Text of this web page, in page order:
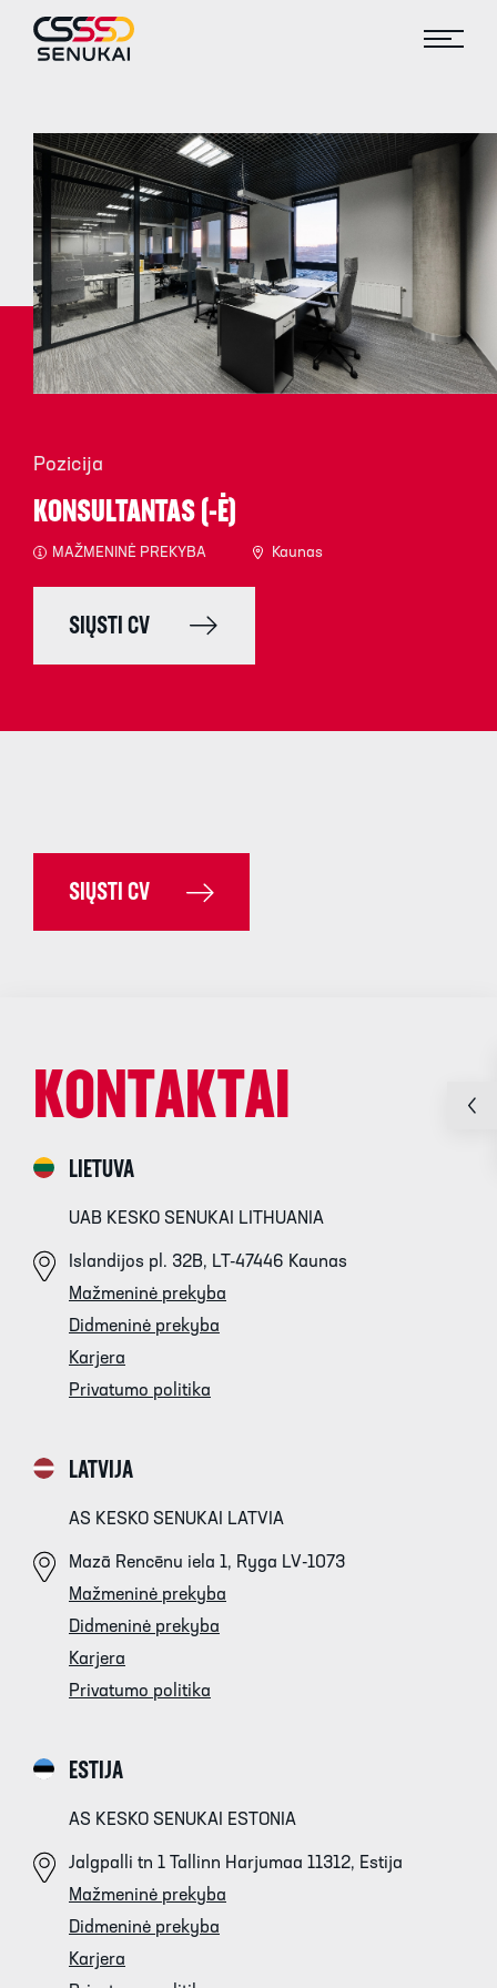
Pozicija
KONSULTANTAS (-Ė)
MAŽMENINĖ PREKYBA Kaunas
SIŲSTI CV
SIŲSTI CV
KONTAKTAI
LIETUVA
UAB KESKO SENUKAI LITHUANIA
Islandijos pl. 32B, LT-47446 Kaunas
Mažmeninė prekyba
Didmeninė prekyba
Karjera
Privatumo politika
LATVIJA
AS KESKO SENUKAI LATVIA
Mazā Rencēnu iela 1, Ryga LV-1073
Mažmeninė prekyba
Didmeninė prekyba
Karjera
Privatumo politika
ESTIJA
AS KESKO SENUKAI ESTONIA
Jalgpalli tn 1 Tallinn Harjumaa 11312, Estija
Mažmeninė prekyba
Didmeninė prekyba
Karjera